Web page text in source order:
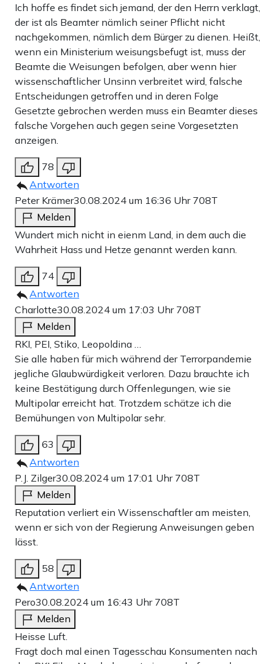
Ich hoffe es findet sich jemand, der den Herrn verklagt,
der ist als Beamter nämlich seiner Pflicht nicht
nachgekommen, nämlich dem Bürger zu dienen. Heißt,
wenn ein Ministerium weisungsbefugt ist, muss der
Beamte die Weisungen befolgen, aber wenn hier
wissenschaftlicher Unsinn verbreitet wird, falsche
Entscheidungen getroffen und in deren Folge
Gesetzte gebrochen werden muss ein Beamter dieses
falsche Vorgehen auch gegen seine Vorgesetzten
anzeigen.
78
Antworten
Peter Krämer30.08.2024 um 16:36 Uhr 708T
Melden
Wundert mich nicht in eienm Land, in dem auch die
Wahrheit Hass und Hetze genannt werden kann.
74
Antworten
Charlotte30.08.2024 um 17:03 Uhr 708T
Melden
RKI, PEI, Stiko, Leopoldina …
Sie alle haben für mich während der Terrorpandemie
jegliche Glaubwürdigkeit verloren. Dazu brauchte ich
keine Bestätigung durch Offenlegungen, wie sie
Multipolar erreicht hat. Trotzdem schätze ich die
Bemühungen von Multipolar sehr.
63
Antworten
P.J. Zilger30.08.2024 um 17:01 Uhr 708T
Melden
Reputation verliert ein Wissenschaftler am meisten,
wenn er sich von der Regierung Anweisungen geben
lässt.
58
Antworten
Pero30.08.2024 um 16:43 Uhr 708T
Melden
Heisse Luft.
Fragt doch mal einen Tagesschau Konsumenten nach